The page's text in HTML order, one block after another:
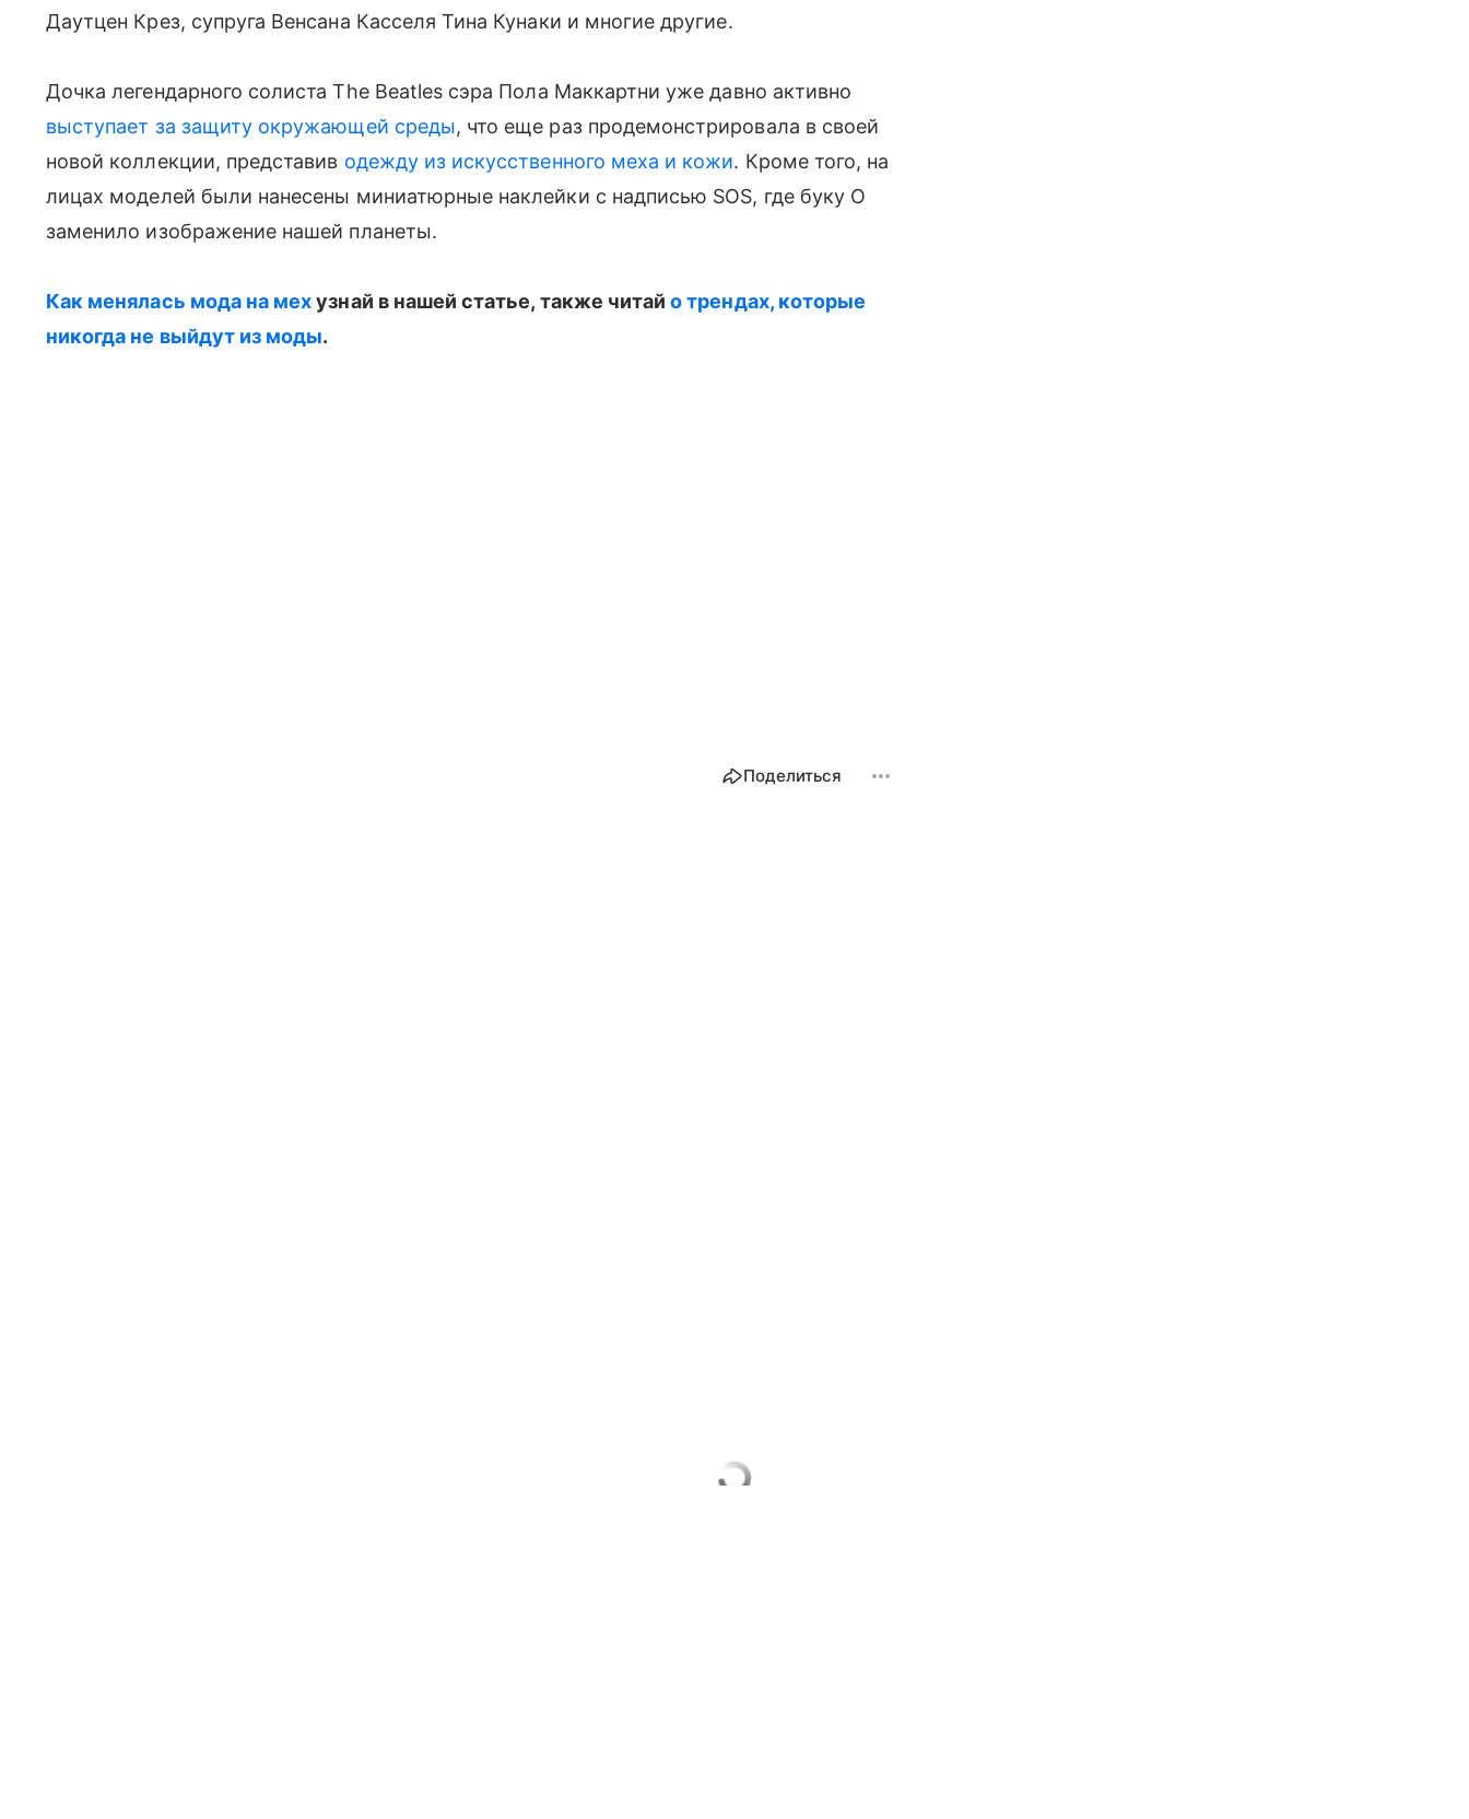
Даутцен Крез, супруга Венсана Касселя Тина Кунаки и многие другие.
Дочка легендарного солиста The Beatles сэра Пола Маккартни уже давно активно
выступает за защиту окружающей среды, что еще раз продемонстрировала в своей
новой коллекции, представив одежду из искусственного меха и кожи. Кроме того, на
лицах моделей были нанесены миниатюрные наклейки с надписью SOS, где буку О
заменило изображение нашей планеты.
Как менялась мода на мехузнай в нашей статье, также читайо трендах, которые
никогда не выйдут из моды.
Поделиться